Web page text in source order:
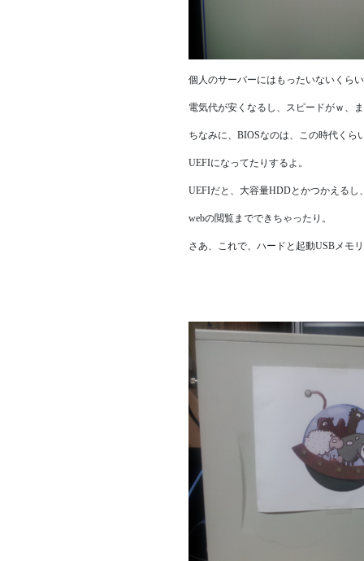
個人のサーバーにはもったいないくら
電気代が安くなるし、スピードがｗ、
ちなみに、BIOSなのは、この時代くら
UEFIになってたりするよ。
UEFIだと、大容量HDDとかつかえる
webの閲覧までできちゃったり。
さあ、これで、ハードと起動USBメモ